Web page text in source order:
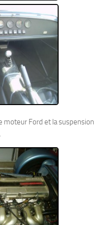
moteur Ford et la suspension